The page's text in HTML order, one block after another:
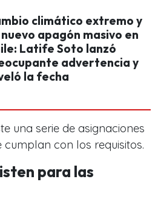
climático extremo y
nuevo apagón masivo en
Latife Soto lanzó
advertencia y
la fecha
una serie de asignaciones
con los requisitos.
para las